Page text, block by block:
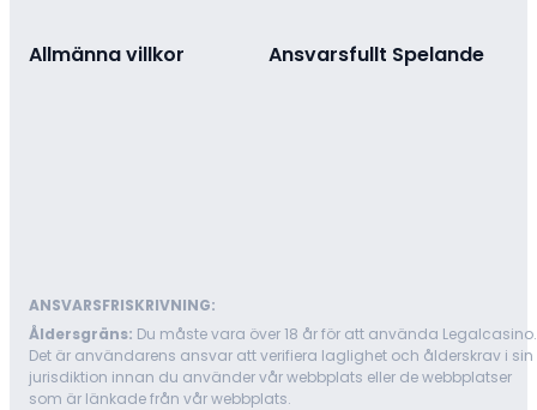
Allmänna villkor Ansvarsfullt Spelande
ANSVARSFRISKRIVNING:
Åldersgräns: Du måste vara över 18 år för att använda Legalcasino.
Det är användarens ansvar att verifiera laglighet och ålderskrav i sin
jurisdiktion innan du använder vår webbplats eller de webbplatser
som är länkade från vår webbplats.